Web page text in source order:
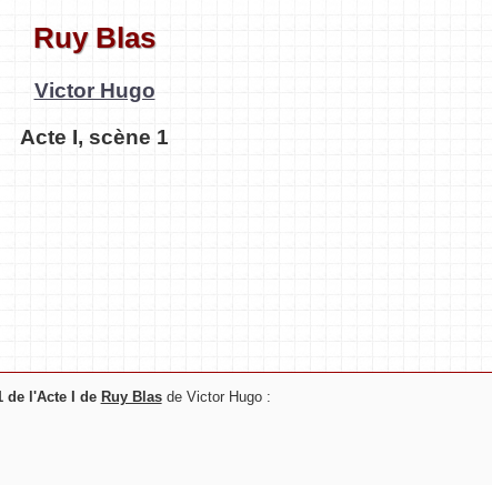
Ruy Blas
Victor Hugo
Acte I, scène 1
de l'Acte I de Ruy Blasde Victor Hugo :